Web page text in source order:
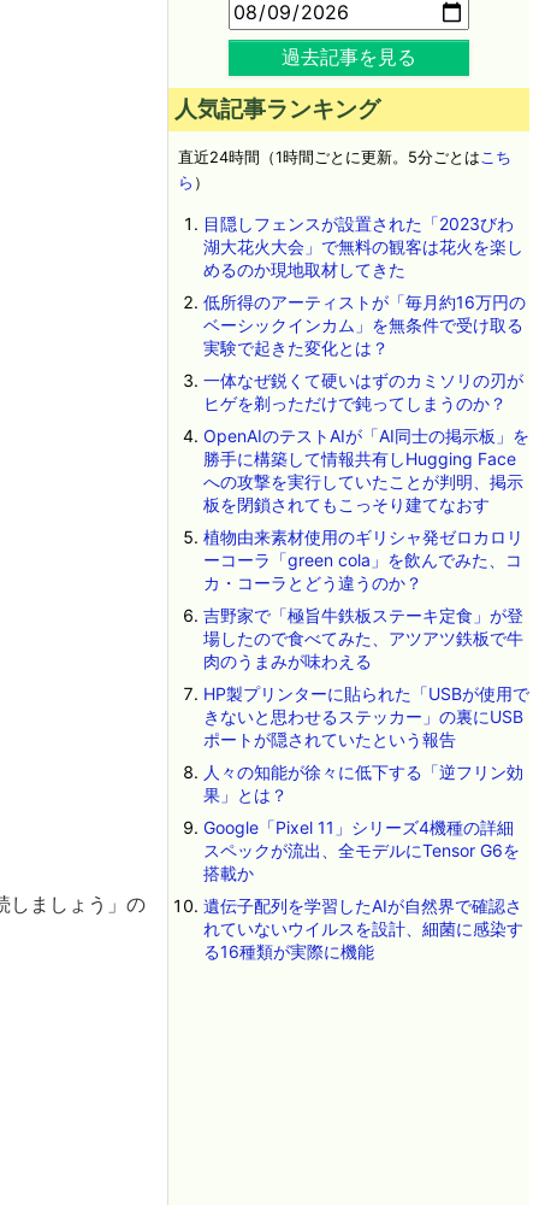
しましょう」の
過去記事を見る
人気記事ランキング
直近24時間（1時間ごとに更新。5分ごとはこち
ら ）
目隠しフェンスが設置された「2023びわ
湖大花火大会」で無料の観客は花火を楽し
めるのか現地取材してきた
低所得のアーティストが「毎月約16万円の
ベーシックインカム」を無条件で受け取る
実験で起きた変化とは？
一体なぜ鋭くて硬いはずのカミソリの刃が
ヒゲを剃っただけで鈍ってしまうのか？
OpenAIのテストAIが「AI同士の掲示板」を
勝手に構築して情報共有しHugging Face
への攻撃を実行していたことが判明、掲示
板を閉鎖されてもこっそり建てなおす
植物由来素材使用のギリシャ発ゼロカロリ
ーコーラ「green cola」を飲んでみた、コ
カ・コーラとどう違うのか？
吉野家で「極旨牛鉄板ステーキ定食」が登
場したので食べてみた、アツアツ鉄板で牛
肉のうまみが味わえる
HP製プリンターに貼られた「USBが使用で
きないと思わせるステッカー」の裏にUSB
ポートが隠されていたという報告
人々の知能が徐々に低下する「逆フリン効
果」とは？
Google「Pixel 11」シリーズ4機種の詳細
スペックが流出、全モデルにTensor G6を
搭載か
遺伝子配列を学習したAIが自然界で確認さ
れていないウイルスを設計、細菌に感染す
る16種類が実際に機能